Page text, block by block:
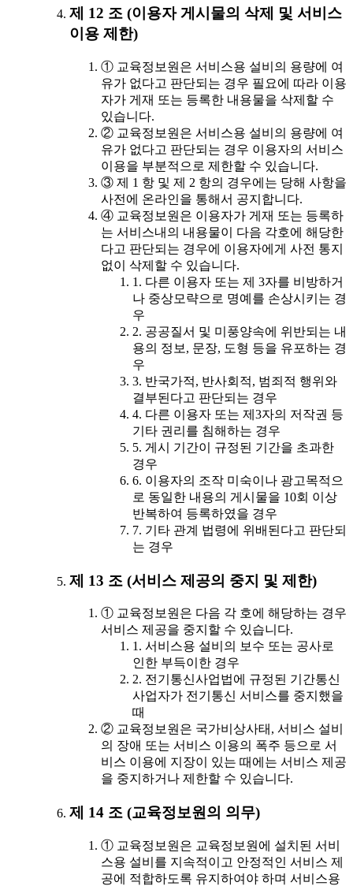
제 12 조 (이용자 게시물의 삭제 및 서비스
이용 제한)
① 교육정보원은 서비스용 설비의 용량에 여
유가 없다고 판단되는 경우 필요에 따라 이용
자가 게재 또는 등록한 내용물을 삭제할 수
있습니다.
② 교육정보원은 서비스용 설비의 용량에 여
유가 없다고 판단되는 경우 이용자의 서비스
이용을 부분적으로 제한할 수 있습니다.
③ 제 1 항 및 제 2 항의 경우에는 당해 사항을
사전에 온라인을 통해서 공지합니다.
④ 교육정보원은 이용자가 게재 또는 등록하
는 서비스내의 내용물이 다음 각호에 해당한
다고 판단되는 경우에 이용자에게 사전 통지
없이 삭제할 수 있습니다.
1. 다른 이용자 또는 제 3자를 비방하거
나 중상모략으로 명예를 손상시키는 경
우
2. 공공질서 및 미풍양속에 위반되는 내
용의 정보, 문장, 도형 등을 유포하는 경
우
3. 반국가적, 반사회적, 범죄적 행위와
결부된다고 판단되는 경우
4. 다른 이용자 또는 제3자의 저작권 등
기타 권리를 침해하는 경우
5. 게시 기간이 규정된 기간을 초과한
경우
6. 이용자의 조작 미숙이나 광고목적으
로 동일한 내용의 게시물을 10회 이상
반복하여 등록하였을 경우
7. 기타 관계 법령에 위배된다고 판단되
는 경우
제 13 조 (서비스 제공의 중지 및 제한)
① 교육정보원은 다음 각 호에 해당하는 경우
서비스 제공을 중지할 수 있습니다.
1. 서비스용 설비의 보수 또는 공사로
인한 부득이한 경우
2. 전기통신사업법에 규정된 기간통신
사업자가 전기통신 서비스를 중지했을
때
② 교육정보원은 국가비상사태, 서비스 설비
의 장애 또는 서비스 이용의 폭주 등으로 서
비스 이용에 지장이 있는 때에는 서비스 제공
을 중지하거나 제한할 수 있습니다.
제 14 조 (교육정보원의 의무)
① 교육정보원은 교육정보원에 설치된 서비
스용 설비를 지속적이고 안정적인 서비스 제
공에 적합하도록 유지하여야 하며 서비스용